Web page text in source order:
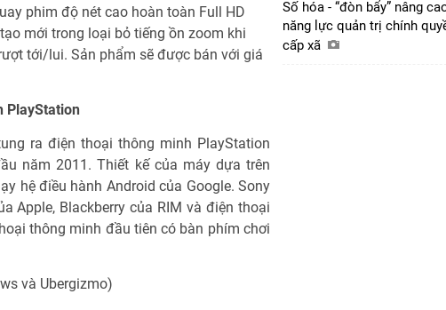
phim độ nét cao hoàn toàn Full HD
mới trong loại bỏ tiếng ồn zoom khi
tới/lui. Sản phẩm sẽ được bán với giá
PlayStation
ra điện thoại thông minh PlayStation
năm 2011. Thiết kế của máy dựa trên
hệ điều hành Android của Google. Sony
Apple, Blackberry của RIM và điện thoại
thông minh đầu tiên có bàn phím chơi
và Ubergizmo)
Số hóa - “đòn bẩy” nâng
năng lực quản trị chính
cấp xã